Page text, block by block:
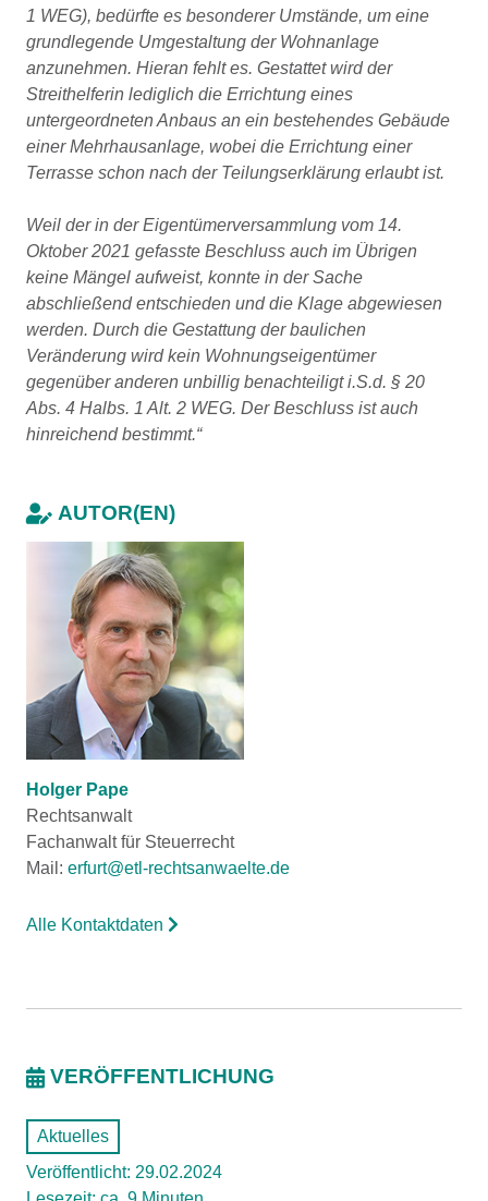
1 WEG), bedürfte es besonderer Umstände, um eine
grundlegende Umgestaltung der Wohnanlage
anzunehmen. Hieran fehlt es. Gestattet wird der
Streithelferin lediglich die Errichtung eines
untergeordneten Anbaus an ein bestehendes Gebäude
einer Mehrhausanlage, wobei die Errichtung einer
Terrasse schon nach der Teilungserklärung erlaubt ist.
Weil der in der Eigentümerversammlung vom 14.
Oktober 2021 gefasste Beschluss auch im Übrigen
keine Mängel aufweist, konnte in der Sache
abschließend entschieden und die Klage abgewiesen
werden. Durch die Gestattung der baulichen
Veränderung wird kein Wohnungseigentümer
gegenüber anderen unbillig benachteiligt i.S.d. § 20
Abs. 4 Halbs. 1 Alt. 2 WEG. Der Beschluss ist auch
hinreichend bestimmt.“
AUTOR(EN)
Holger Pape
Rechtsanwalt
Fachanwalt für Steuerrecht
Mail: erfurt@etl-rechtsanwaelte.de
Alle Kontaktdaten
VERÖFFENTLICHUNG
Aktuelles
Veröffentlicht: 29.02.2024